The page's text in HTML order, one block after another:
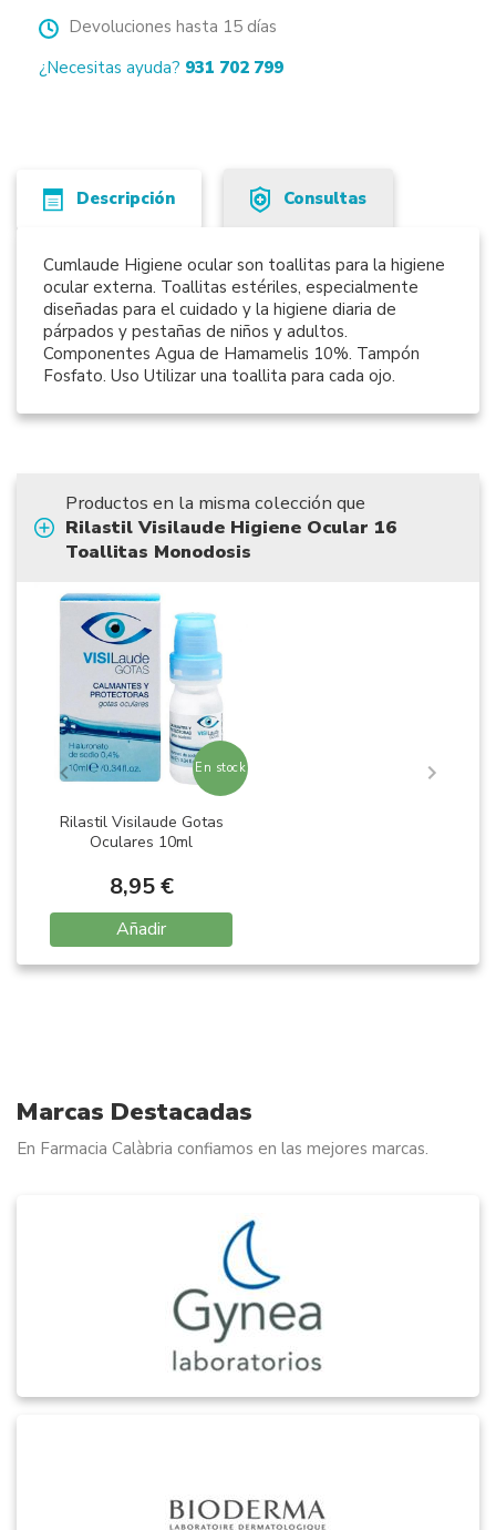
Devoluciones hasta 15 días
¿Necesitas ayuda? 931 702 799
Descripción Consultas
Cumlaude Higiene ocular son toallitas para la higiene
ocular externa. Toallitas estériles, especialmente
diseñadas para el cuidado y la higiene diaria de
párpados y pestañas de niños y adultos.
Componentes Agua de Hamamelis 10%. Tampón
Fosfato. Uso Utilizar una toallita para cada ojo.
Productos en la misma colección que
Rilastil Visilaude Higiene Ocular 16
Toallitas Monodosis
En stock
Rilastil Visilaude Gotas
Oculares 10ml
8,95 €
Añadir
Item
Marcas Destacadas
En Farmacia Calàbria confiamos en las mejores marcas.